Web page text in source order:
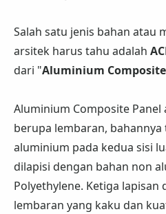
Salah satu jenis bahan atau
arsitek harus tahu adalah
dari "Aluminium
Aluminium Composite Panel
berupa lembaran,
aluminium pada kedua sisi
dilapisi dengan bahan non
Polyethylene. Ketiga lapisan
lembaran yang kaku dan